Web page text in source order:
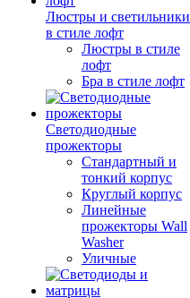
Люстры и светильники
в стиле лофт
Люстры в стиле
лофт
Бра в стиле лофт
Светодиодные
прожекторы
Стандартный и
тонкий корпус
Круглый корпус
Линейные
прожекторы Wall
Washer
Уличные